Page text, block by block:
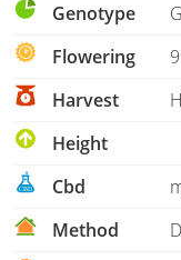
Genotype
Flowering
Harvest
Height
Cbd
Method